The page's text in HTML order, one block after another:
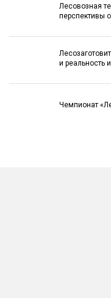
Лесовозная
перспективы
и реальность
Чемпионат